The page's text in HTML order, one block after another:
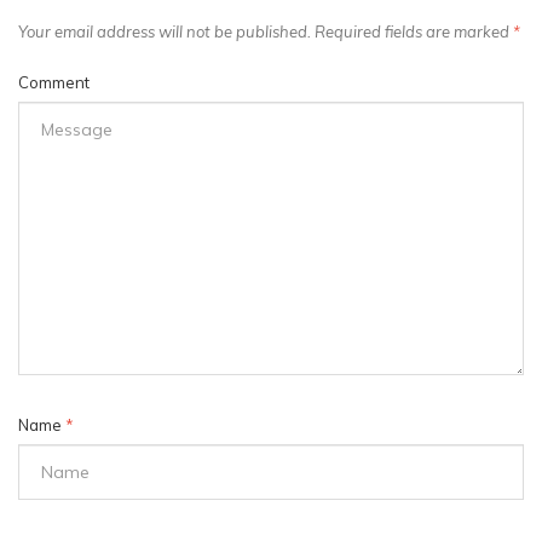
Your email address will not be published. Required fields are marked *
Comment
Name *